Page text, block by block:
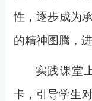
性，逐步成为
的精神图腾，
实践课堂
卡，引导学生